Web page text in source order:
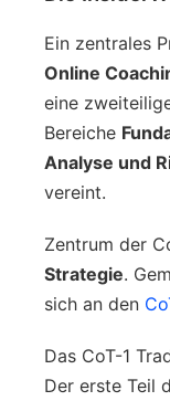
Ein zentrales
Online
eine
Bereiche
Analyse und
vereint.
Zentrum der
Strategie.
sich an den
Das CoT-1
Der erste Teil